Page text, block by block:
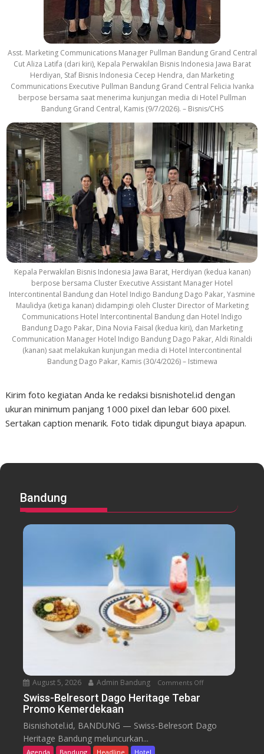
Asst. Marketing Communications Manager Pullman Bandung Grand Central
Cut Aliza Latifa (dari kiri), Kepala Perwakilan Bisnis Indonesia Jawa Barat
Herdiyan, Staf Bisnis Indonesia Cecep Hendra, dan Marketing
Communications Executive Pullman Bandung Grand Central Felicia Ivanka
berpose bersama saat menerima kunjungan media di Hotel Pullman
Bandung Grand Central, Kamis (9/7/2026). – Bisnis/CHS
Kepala Perwakilan Bisnis Indonesia Jawa Barat, Herdiyan (kedua kanan)
berpose bersama Cluster Executive Assistant Manager Hotel
Intercontinental Bandung dan Hotel Indigo Bandung Dago Pakar, Yasmine
Maulidya (ketiga kanan) didampingi oleh Cluster Director of Marketing
Communications Hotel Intercontinental Bandung dan Hotel Indigo
Bandung Dago Pakar, Dina Novia Faisal (kedua kiri), dan Marketing
Communication Manager Hotel Indigo Bandung Dago Pakar, Aldi Rinaldi
(kanan) saat melakukan kunjungan media di Hotel Intercontinental
Bandung Dago Pakar, Kamis (30/4/2026) – Istimewa
Kirim foto kegiatan Anda ke redaksi bisnishotel.id dengan
ukuran minimum panjang 1000 pixel dan lebar 600 pixel.
Sertakan caption menarik. Foto tidak dipungut biaya apapun.
Bandung
August 5, 2026 Admin Bandung Comments Offo
Swiss-Belresort Dago Heritage Tebar
Promo Kemerdekaan
Bisnishotel.id, BANDUNG — Swiss-Belresort Dago
Heritage Bandung meluncurkan...
Agenda Bandung Headline Hotel